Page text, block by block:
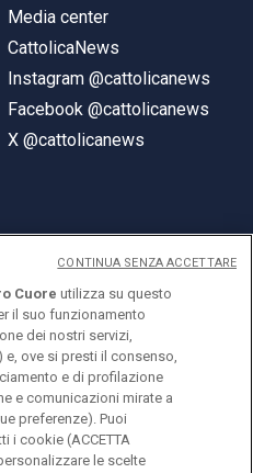
Media center
CattolicaNews
Instagram @cattolicanews
Facebook @cattolicanews
X @cattolicanews
Cuore
Cuore utilizza su questo
il suo funzionamento
dei nostri servizi,
ove si presti il consenso,
e di profilazione
e comunicazioni mirate a
preferenze). Puoi
i cookie (ACCETTA
le scelte
CONTINUA SENZA ACCETTARE